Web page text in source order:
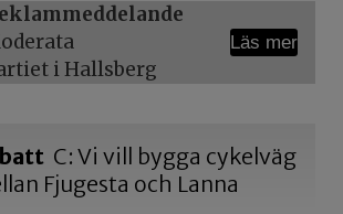
i Hallsberg
Läs mer
C: Vi vill bygga cykelväg
Fjugesta och Lanna